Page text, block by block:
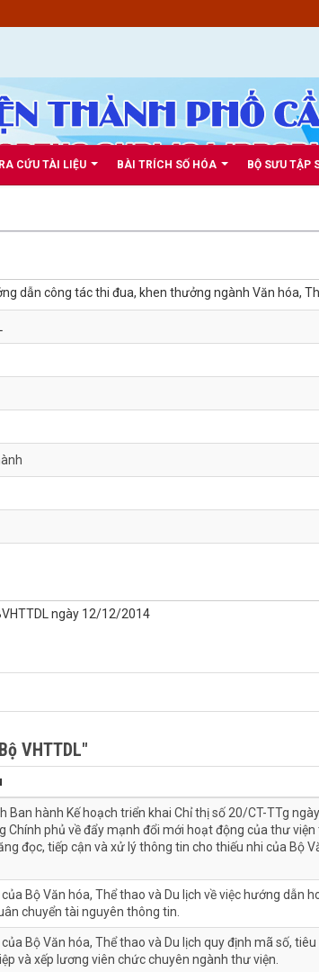
CỨU TÀI LIỆU BÀI TRÍCH SỐ HÓA BỘ SƯU TẬP
dẫn công tác thi đua, khen thưởng ngành Văn hóa,
ngày 12/12/2014
VHTTDL"
Ban hành Kế hoạch triển khai Chỉ thị số 20/CT-TTg
Chính phủ về đẩy mạnh đổi mới hoạt động của thư
đọc, tiếp cận và xử lý thông tin cho thiếu nhi của Bộ
Bộ Văn hóa, Thể thao và Du lịch về việc hướng dẫn
chuyển tài nguyên thông tin.
Bộ Văn hóa, Thể thao và Du lịch quy định mã số,
và xếp lương viên chức chuyên ngành thư viện.